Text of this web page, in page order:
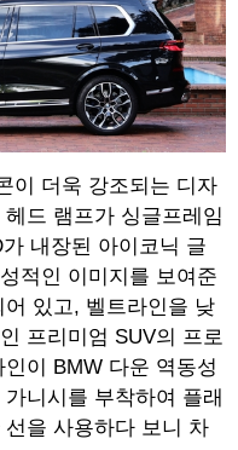
이 더욱 강조되는 디자
드 램프가 싱글프레임
내장된 아이코닉 글
적인 이미지를 보여준
있고, 벨트라인을 낮
프리미엄 SUV의 프로
이 BMW 다운 역동성
니시를 부착하여 플래
을 사용하다 보니 차